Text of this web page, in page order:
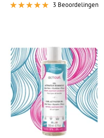
3 Beoordelingen